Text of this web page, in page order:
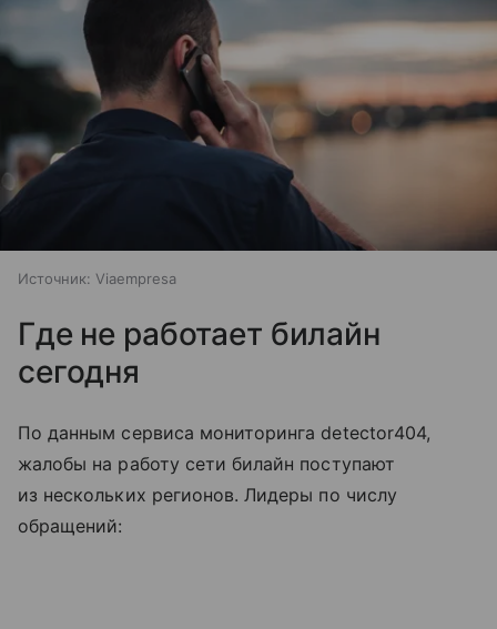
Источник: Viaempresa
Где не работает билайн
сегодня
По данным сервиса мониторинга detector404,
жалобы на работу сети билайн поступают
из нескольких регионов. Лидеры по числу
обращений: